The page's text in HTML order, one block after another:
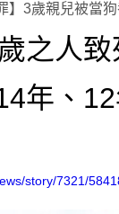
】3歲親兒被當
之人
年、12
story/7321/